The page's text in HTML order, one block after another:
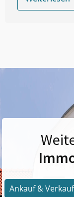
Ankauf & Verkauf